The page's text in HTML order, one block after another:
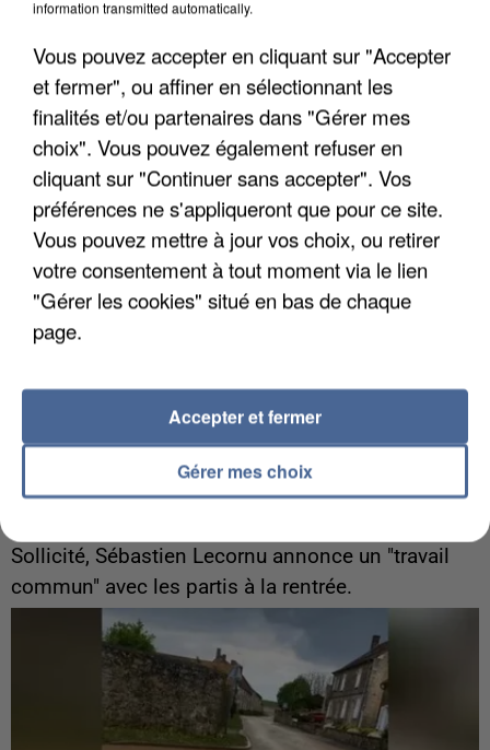
Algérie
Un cofondateur du réseau avait été interpellé
quelques jours plus tôt.
Gabriel Attal et Raphaël Glucksmann visés par des
Sollicité, Sébastien Lecornu annonce un "travail
commun" avec les partis à la rentrée.
information transmitted automatically.
Vous pouvez accepter en cliquant sur "Accepter
et fermer", ou affiner en sélectionnant les
finalités et/ou partenaires dans "Gérer mes
choix". Vous pouvez également refuser en
cliquant sur "Continuer sans accepter". Vos
préférences ne s'appliqueront que pour ce site.
Vous pouvez mettre à jour vos choix, ou retirer
votre consentement à tout moment via le lien
"Gérer les cookies" situé en bas de chaque
page.
Gérer mes choix
Accepter et fermer